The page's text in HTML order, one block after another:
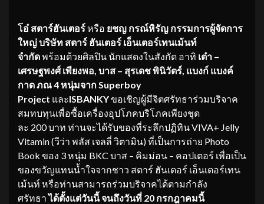
โอ๋ สตาร์ฮันเตอร์หรือ ยชญ กรณ์หิรัญ กรรมการผู้จัดการ
ใหญ่บริษัท สตาร์ ฮันเตอร์ เอ็นเตอร์เทนเม้นท์
จำกัดพร้อมด้วยศิลปิน นักแสดงในสังกัด อาทิ เต๋า –
เศรษฐพงศ์ เพียงพอ, บาส – สุรเดช พินิวัตร์, แบงก์ แบงค์
กาด ภณ4 หนุ่มจาก Superboy
Project และISBANKYขอเชิญผู้มีจิตศรัทธาร่วมบริจาค
สมทบทุนเพื่อซื้อเครื่องอุปโภคบริโภคเพียงชุด
ละ 200 บาท ท่านจะได้รับของที่ระลึกปฏิทิน VIVA+ Jelly
Vitamin (วีว่า พลัส เจลลี่ วิตามิน) ที่เป็นการถ่าย Photo
Book ของ 3 หนุ่ม BKC บาส – คิมม่อน – คอปเตอร์ เพื่อเป็น
ของขวัญแทนน้ำใจจากชาว สตาร์ ฮันเตอร์ เอ็นเตอร์เทน
เม้นท์ หรือท่านสามารถร่วมบริจาคได้ตามกำลัง
ศรัทธาได้ตั้งแต่วันนี้ จนถึงวันที่ 20 กรกฎาคมนี้